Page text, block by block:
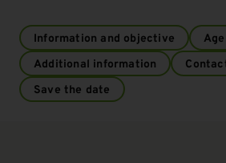
Information and objective
Additional information
Save the date